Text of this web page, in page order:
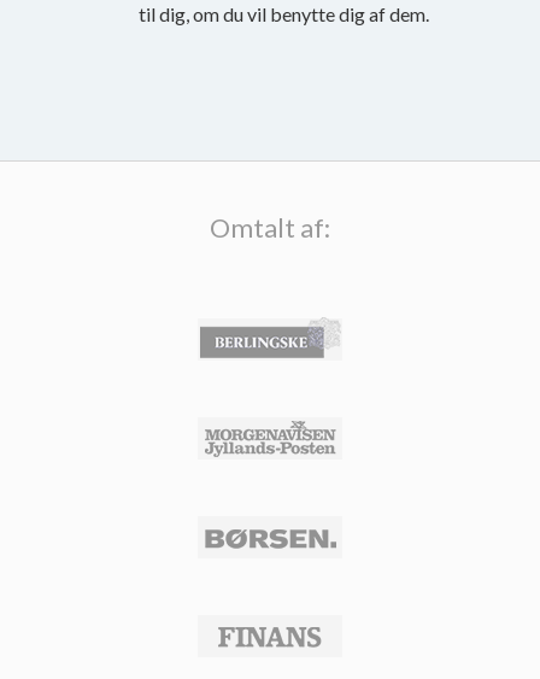
til dig, om du vil benytte dig af dem.
Omtalt af: